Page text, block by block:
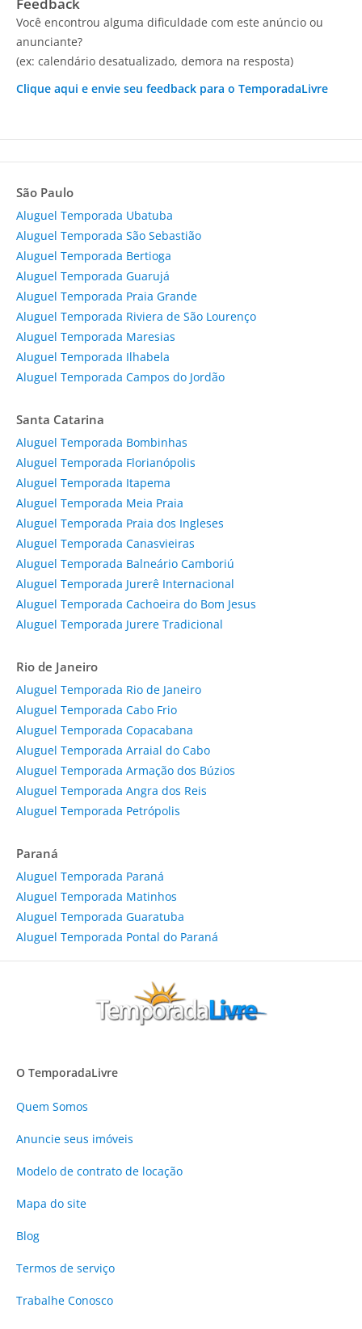
Feedback
Você encontrou alguma dificuldade com este anúncio ou
anunciante?
(ex: calendário desatualizado, demora na resposta)
Clique aqui e envie seu feedback para o TemporadaLivre
São Paulo
Aluguel Temporada Ubatuba
Aluguel Temporada São Sebastião
Aluguel Temporada Bertioga
Aluguel Temporada Guarujá
Aluguel Temporada Praia Grande
Aluguel Temporada Riviera de São Lourenço
Aluguel Temporada Maresias
Aluguel Temporada Ilhabela
Aluguel Temporada Campos do Jordão
Santa Catarina
Aluguel Temporada Bombinhas
Aluguel Temporada Florianópolis
Aluguel Temporada Itapema
Aluguel Temporada Meia Praia
Aluguel Temporada Praia dos Ingleses
Aluguel Temporada Canasvieiras
Aluguel Temporada Balneário Camboriú
Aluguel Temporada Jurerê Internacional
Aluguel Temporada Cachoeira do Bom Jesus
Aluguel Temporada Jurere Tradicional
Rio de Janeiro
Aluguel Temporada Rio de Janeiro
Aluguel Temporada Cabo Frio
Aluguel Temporada Copacabana
Aluguel Temporada Arraial do Cabo
Aluguel Temporada Armação dos Búzios
Aluguel Temporada Angra dos Reis
Aluguel Temporada Petrópolis
Paraná
Aluguel Temporada Paraná
Aluguel Temporada Matinhos
Aluguel Temporada Guaratuba
Aluguel Temporada Pontal do Paraná
O TemporadaLivre
Quem Somos
Anuncie seus imóveis
Modelo de contrato de locação
Mapa do site
Blog
Termos de serviço
Trabalhe Conosco